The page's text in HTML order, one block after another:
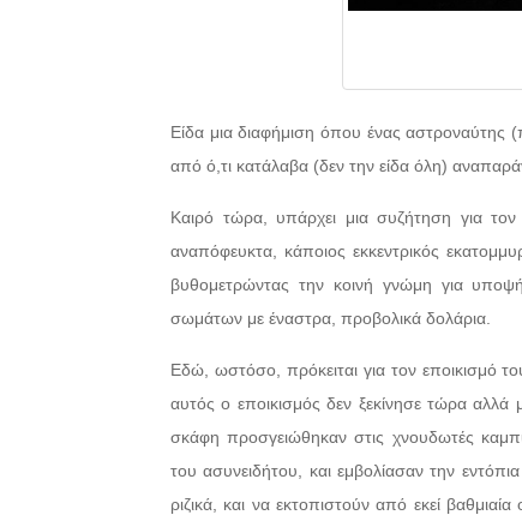
Είδα μια διαφήμιση όπου ένας
από ό,τι κατάλαβα (δεν την είδα όλη)
Καιρό τώρα, υπάρχει μια συζήτηση για
αναπόφευκτα, κάποιος εκκεντρικός
βυθομετρώντας την κοινή γνώμη για
σωμάτων με έναστρα, προβολικά δολάρια.
Εδώ, ωστόσο, πρόκειται για τον εποικισμό
αυτός ο εποικισμός δεν ξεκίνησε τώρα αλλά
σκάφη προσγειώθηκαν στις χνουδωτές
του ασυνειδήτου, και εμβολίασαν την
ριζικά, και να εκτοπιστούν από εκεί